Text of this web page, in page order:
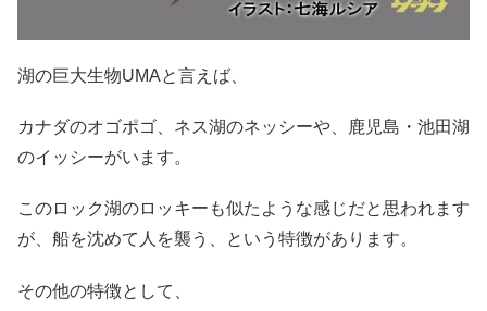
湖の巨大生物UMAと言えば、
カナダのオゴポゴ、ネス湖のネッシーや、鹿児島・池田湖
のイッシーがいます。
このロック湖のロッキーも似たような感じだと思われます
が、船を沈めて人を襲う、という特徴があります。
その他の特徴として、